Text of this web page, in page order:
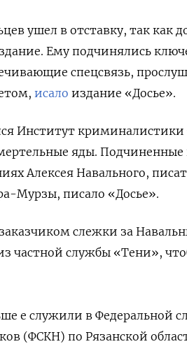
ушел в отставку, так как
Ему подчинялись
спецсвязь,
исало издание «Досье».
Институт
яды. Подчиненные
Алексея Навального,
Мурзы, писало «Досье».
слежки за
частной службы «Тени»,
е служили в Федеральной
(ФСКН) по Рязанской